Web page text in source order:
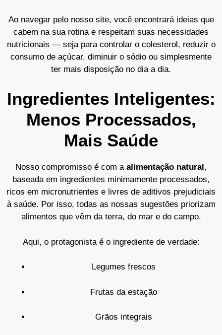
Ao navegar pelo nosso site, você encontrará ideias que
cabem na sua rotina e respeitam suas necessidades
nutricionais — seja para controlar o colesterol, reduzir o
consumo de açúcar, diminuir o sódio ou simplesmente
ter mais disposição no dia a dia.
Ingredientes Inteligentes:
Menos Processados,
Mais Saúde
Nosso compromisso é com a alimentação natural,
baseada em ingredientes minimamente processados,
ricos em micronutrientes e livres de aditivos prejudiciais
à saúde. Por isso, todas as nossas sugestões priorizam
alimentos que vêm da terra, do mar e do campo.
Aqui, o protagonista é o ingrediente de verdade:
Legumes frescos
Frutas da estação
Grãos integrais